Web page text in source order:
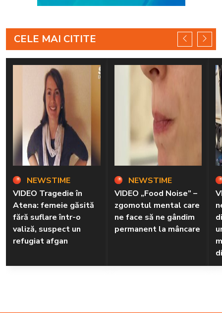
CELE MAI CITITE
NEWSTIME
VIDEO Tragedie în
Atena: femeie găsită
fără suflare într-o
valiză, suspect un
refugiat afgan
NEWSTIME
VIDEO „Food Noise” –
zgomotul mental care
ne face să ne gândim
permanent la mâncare